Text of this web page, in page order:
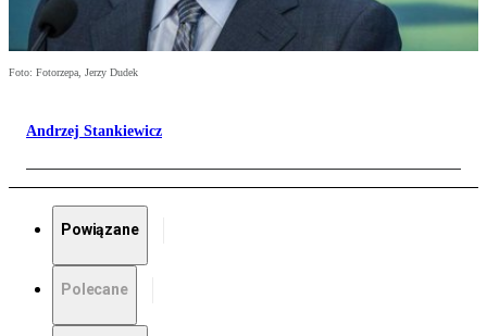
Foto: Fotorzepa, Jerzy Dudek
Andrzej Stankiewicz
Powiązane
Polecane